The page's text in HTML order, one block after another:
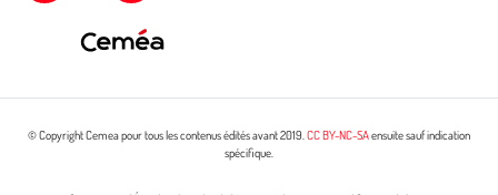
© Copyright Cemea pour tous les contenus édités avant 2019.CC BY-NC-SAensuite sauf indication
spécifique.